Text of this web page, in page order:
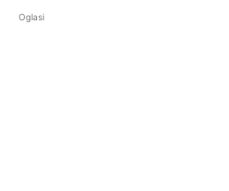
Oglasi